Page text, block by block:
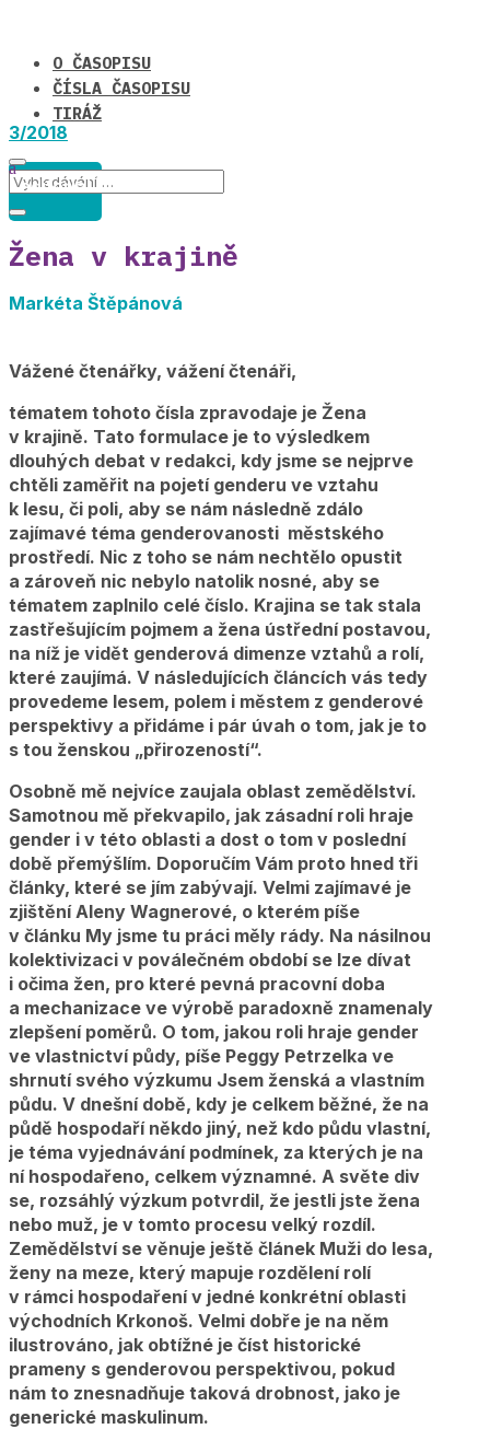
O ČASOPISU
ČÍSLA ČASOPISU
TIRÁŽ
3/2018
editorial
Žena v krajině
Markéta Štěpánová
Vážené čtenářky, vážení čtenáři,
tématem tohoto čísla zpravodaje je Žena
v krajině. Tato formulace je to výsledkem
dlouhých debat v redakci, kdy jsme se nejprve
chtěli zaměřit na pojetí genderu ve vztahu
k lesu, či poli, aby se nám následně zdálo
zajímavé téma genderovanosti městského
prostředí. Nic z toho se nám nechtělo opustit
a zároveň nic nebylo natolik nosné, aby se
tématem zaplnilo celé číslo. Krajina se tak stala
zastřešujícím pojmem a žena ústřední postavou,
na níž je vidět genderová dimenze vztahů a rolí,
které zaujímá. V následujících článcích vás tedy
provedeme lesem, polem i městem z genderové
perspektivy a přidáme i pár úvah o tom, jak je to
s tou ženskou „přirozeností“.
Osobně mě nejvíce zaujala oblast zemědělství.
Samotnou mě překvapilo, jak zásadní roli hraje
gender i v této oblasti a dost o tom v poslední
době přemýšlím. Doporučím Vám proto hned tři
články, které se jím zabývají. Velmi zajímavé je
zjištění Aleny Wagnerové, o kterém píše
v článku My jsme tu práci měly rády. Na násilnou
kolektivizaci v poválečném období se lze dívat
i očima žen, pro které pevná pracovní doba
a mechanizace ve výrobě paradoxně znamenaly
zlepšení poměrů. O tom, jakou roli hraje gender
ve vlastnictví půdy, píše Peggy Petrzelka ve
shrnutí svého výzkumu Jsem ženská a vlastním
půdu. V dnešní době, kdy je celkem běžné, že na
půdě hospodaří někdo jiný, než kdo půdu vlastní,
je téma vyjednávání podmínek, za kterých je na
ní hospodařeno, celkem významné. A světe div
se, rozsáhlý výzkum potvrdil, že jestli jste žena
nebo muž, je v tomto procesu velký rozdíl.
Zemědělství se věnuje ještě článek Muži do lesa,
ženy na meze, který mapuje rozdělení rolí
v rámci hospodaření v jedné konkrétní oblasti
východních Krkonoš. Velmi dobře je na něm
ilustrováno, jak obtížné je číst historické
prameny s genderovou perspektivou, pokud
nám to znesnadňuje taková drobnost, jako je
generické maskulinum.